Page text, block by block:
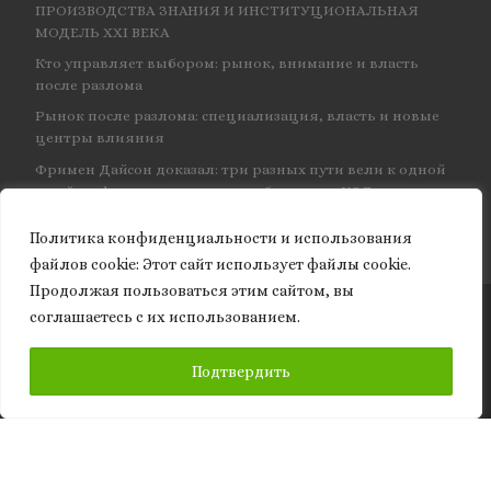
Политика конфиденциальности и использования
файлов сookie: Этот сайт использует файлы cookie.
Продолжая пользоваться этим сайтом, вы
соглашаетесь с их использованием.
Подтвердить
ПРОИЗВОДСТВА ЗНАНИЯ И ИНСТИТУЦИОНАЛЬНАЯ
МОДЕЛЬ XXI ВЕКА
Кто управляет выбором: рынок, внимание и власть
после разлома
Рынок после разлома: специализация, власть и новые
центры влияния
Фримен Дайсон доказал: три разных пути вели к одной
и той же физике — и навсегда объединил КЭД
© 2026Granite of science– Все права защищены